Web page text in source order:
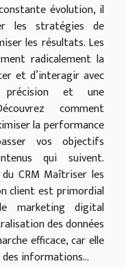
évolution, il
les stratégies de
les résultats. Les
radicalement la
et d’interagir avec
et une
comment
la performance
vos objectifs
qui suivent.
CRM Maîtriser les
client est primordial
marketing digital
des données
efficace, car elle
informations...